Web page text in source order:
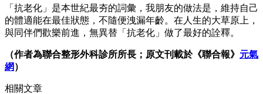
「抗老化」是本世紀最夯的詞彙，我朋友的做法是，維持自己
的體適能在最佳狀態，不隨便洩漏年齡。在人生的大草原上，
與同伴們歡樂前進，無異替「抗老化」做了最好的詮釋。
（作者為聯合整形外科診所所長；原文刊載於《聯合報》 元氣
網 ）
相關文章